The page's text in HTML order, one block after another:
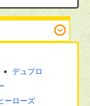
デュプロ
ーローズ